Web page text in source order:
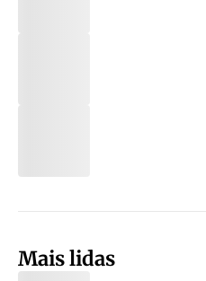
Mais lidas